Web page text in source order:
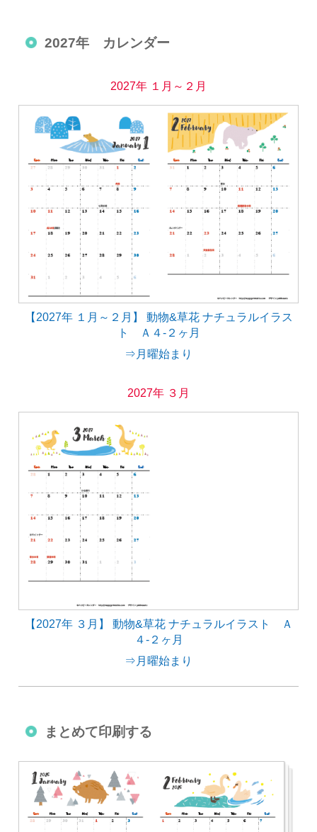
2027年 カレンダー
2027年 １月～２月
【2027年 １月～２月】 動物&草花 ナチュラルイラス
ト Ａ４-２ヶ月
⇒月曜始まり
2027年 ３月
【2027年 ３月】 動物&草花 ナチュラルイラスト Ａ
４-２ヶ月
⇒月曜始まり
まとめて印刷する